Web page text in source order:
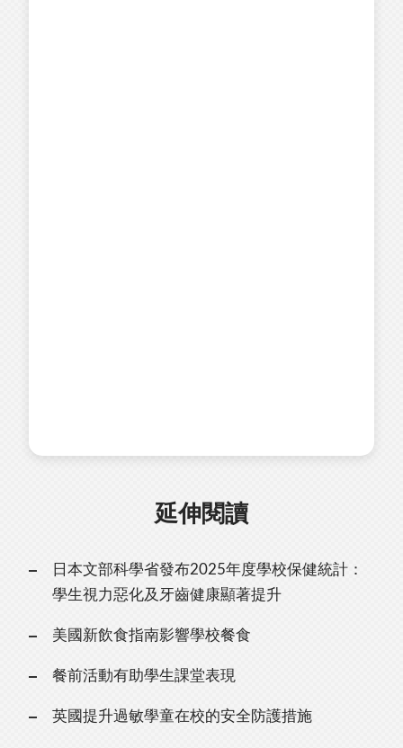
延伸閱讀
日本文部科學省發布2025年度學校保健統計：
學生視力惡化及牙齒健康顯著提升
美國新飲食指南影響學校餐食
餐前活動有助學生課堂表現
英國提升過敏學童在校的安全防護措施